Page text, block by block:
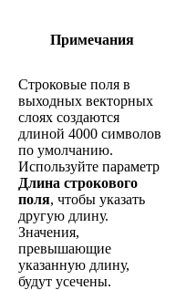
Примечания
Строковые поля в
выходных векторных
слоях создаются
длиной 4000 символов
по умолчанию.
Используйте параметр
Длина строкового
поля, чтобы указать
другую длину.
Значения,
превышающие
указанную длину,
будут усечены.